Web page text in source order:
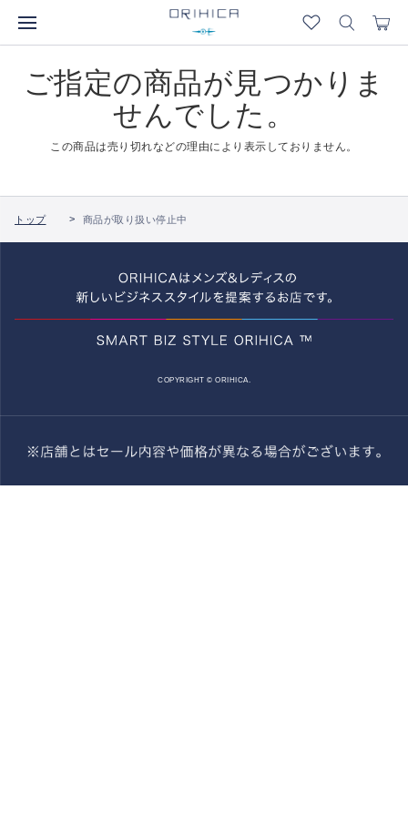
ご指定の商品が見つかりま
せんでした。
この商品は売り切れなどの理由により表示しておりません。
トップ 商品が取り扱い停止中
COPYRIGHT © ORIHICA.